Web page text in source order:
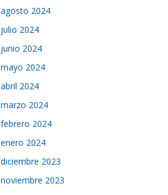
agosto 2024
julio 2024
junio 2024
mayo 2024
abril 2024
marzo 2024
febrero 2024
enero 2024
diciembre 2023
noviembre 2023